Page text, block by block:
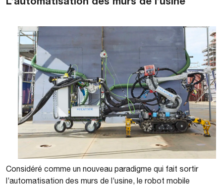
Considéré comme un nouveau paradigme qui fait sortir
l’automatisation des murs de l’usine, le robot mobile